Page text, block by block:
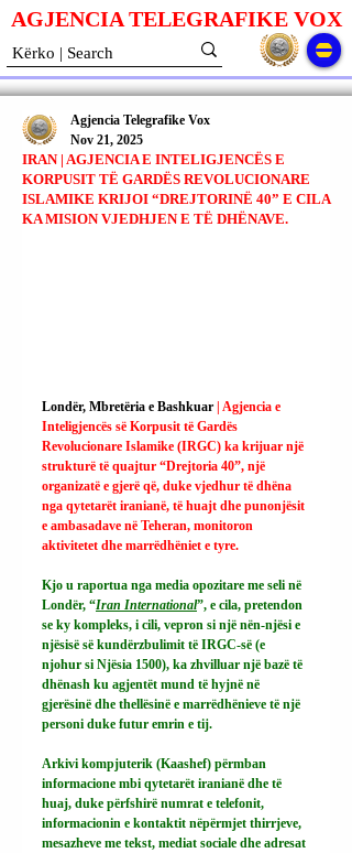
AGJENCIA TELEGRAFIKE VOX
IRAN | AGJENCIA E INTELIGJENCËS E
KORPUSIT TË GARDËS REVOLUCIONARE
ISLAMIKE KRIJOI “DREJTORINË 40” E CILA
KA MISION VJEDHJEN E TË DHËNAVE.
Agjencia Telegrafike Vox
Nov 21, 2025
Londër, Mbretëria e Bashkuar | Agjencia e
Inteligjencës së Korpusit të Gardës
Revolucionare Islamike (IRGC) ka krijuar një
strukturë të quajtur “Drejtoria 40”, një
organizatë e gjerë që, duke vjedhur të dhëna
nga qytetarët iranianë, të huajt dhe punonjësit
e ambasadave në Teheran, monitoron
aktivitetet dhe marrëdhëniet e tyre.
Kjo u raportua nga media opozitare me seli në
Londër, “Iran International”, e cila, pretendon
se ky kompleks, i cili, vepron si një nën-njësi e
njësisë së kundërzbulimit të IRGC-së (e
njohur si Njësia 1500), ka zhvilluar një bazë të
dhënash ku agjentët mund të hyjnë në
gjerësinë dhe thellësinë e marrëdhënieve të një
personi duke futur emrin e tij.
Arkivi kompjuterik (Kaashef) përmban
informacione mbi qytetarët iranianë dhe të
huaj, duke përfshirë numrat e telefonit,
informacionin e kontaktit nëpërmjet thirrjeve,
mesazheve me tekst, mediat sociale dhe adresat